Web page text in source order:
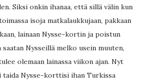
Siksi onkin ihanaa, että sillä välin kun
isoja matkalaukkujaan, pakkaan
lainaan Nysse-kortin ja poistun
saatan Nysseillä melko usein muuten,
olemaan lainassa viikon ajan. Nyt
taida Nysse-korttisi ihan Turkissa